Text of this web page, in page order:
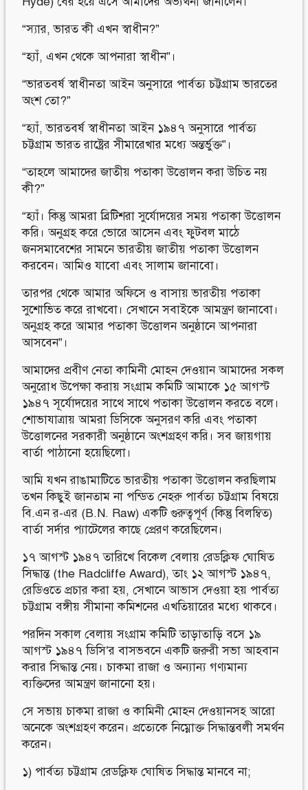
“স্যার, ভারত কী এখন স্বাধীন?”
“হ্যাঁ, এখন থেকে আপনারা স্বাধীন”।
“ভারতবর্ষ স্বাধীনতা আইন অনুসারে পার্বত্য চট্টগ্রাম ভারতের
অংশ তো?”
“হ্যাঁ, ভারতবর্ষ স্বাধীনতা আইন ১৯৪৭ অনুসারে পার্বত্য
চট্টগ্রাম ভারত রাষ্ট্রের সীমারেখার মধ্যে অন্তর্ভুক্ত”।
“তাহলে আমাদের জাতীয় পতাকা উত্তোলন করা উচিত নয়
কী?”
“হ্যাঁ। কিন্তু আমরা ব্রিটিশরা সুর্যোদয়ের সময় পতাকা উত্তোলন
করি। অনুগ্রহ করে ভোরে আসেন এবং ফুটবল মাঠে
জনসমাবেশের সামনে ভারতীয় জাতীয় পতাকা উত্তোলন
করবেন। আমিও যাবো এবং সালাম জানাবো।
তারপর থেকে আমার অফিসে ও বাসায় ভারতীয় পতাকা
সুশোভিত করে রাখবো। সেখানে সবাইকে আমন্ত্রণ জানাবো।
অনুগ্রহ করে আমার পতাকা উত্তোলন অনুষ্ঠানে আপনারা
আসবেন”।
আমাদের প্রবীণ নেতা কামিনী মোহন দেওয়ান আমাদের সকল
অনুরোধ উপেক্ষা করায় সংগ্রাম কমিটি আমাকে ১৫ আগস্ট
১৯৪৭ সূর্যোদয়ের সাথে সাথে পতাকা উত্তোলন করতে বলে।
শোভাযাত্রায় আমরা ডিসিকে অনুসরণ করি এবং পতাকা
উত্তোলনের সরকারী অনুষ্ঠানে অংশগ্রহণ করি। সব জায়গায়
বার্তা পাঠানো হয়েছিলো।
আমি যখন রাঙামাটিতে ভারতীয় পতাকা উত্তোলন করছিলাম
তখন কিছুই জানতাম না পন্ডিত নেহরু পার্বত্য চট্টগ্রাম বিষয়ে
বি.এন র-এর (B.N. Raw) একটি গুরুত্বপূর্ণ (কিন্তু বিলম্বিত)
বার্তা সর্দার প্যাটেলের কাছে প্রেরণ করেছিলেন।
১৭ আগস্ট ১৯৪৭ তারিখে বিকেল বেলায় রেডক্লিফ ঘোষিত
সিদ্ধান্ত (the Radcliffe Award), তাং ১২ আগস্ট ১৯৪৭,
রেডিওতে প্রচার করা হয়, সেখানে আভাস দেওয়া হয় পার্বত্য
চট্টগ্রাম বঙ্গীয় সীমানা কমিশনের এখতিয়ারের মধ্যে থাকবে।
পরদিন সকাল বেলায় সংগ্রাম কমিটি তাড়াতাড়ি বসে ১৯
আগস্ট ১৯৪৭ ডিসি’র বাসভবনে একটি জরুরী সভা আহবান
করার সিদ্ধান্ত নেয়। চাকমা রাজা ও অন্যান্য গণ্যমান্য
ব্যক্তিদের আমন্ত্রণ জানানো হয়।
সে সভায় চাকমা রাজা ও কামিনী মোহন দেওয়ানসহ আরো
অনেকে অংশগ্রহণ করেন। প্রত্যেকে নিম্নোক্ত সিদ্ধান্তবলী সমর্থন
করেন।
১) পার্বত্য চট্টগ্রাম রেডক্লিফ ঘোষিত সিদ্ধান্ত মানবে না;